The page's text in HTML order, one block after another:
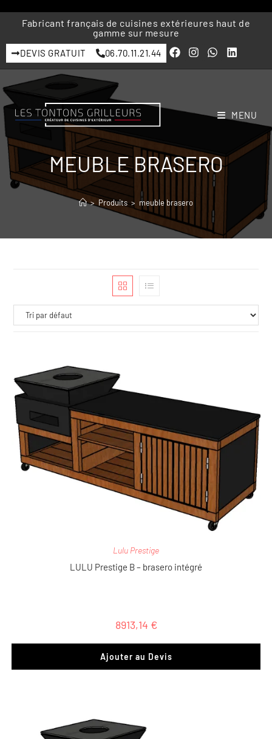
Fabricant français de cuisines extérieures haut de
gamme sur mesure
DEVIS GRATUIT 06.70.11.21.44
MENU
MEUBLE BRASERO
> Produits > meuble brasero
Lulu Prestige
LULU Prestige B – brasero intégré
8913,14 €
Ajouter au Devis